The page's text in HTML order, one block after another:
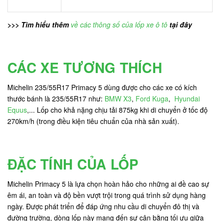
>>> Tìm hiểu thêm về các thông số của lốp xe ô tô tại đây
CÁC XE TƯƠNG THÍCH
Michelin 235/55R17 Primacy 5 dùng được cho các xe có kích
thước bánh là 235/55R17 như: BMW X3, Ford Kuga, Hyundai
Equus,... Lốp cho khả nặng chịu tải 875kg khi di chuyển ở tốc độ
270km/h (trong điều kiện tiêu chuẩn của nhà sản xuất).
ĐẶC TÍNH CỦA LỐP
Michelin Primacy 5 là lựa chọn hoàn hảo cho những ai đề cao sự
êm ái, an toàn và độ bền vượt trội trong quá trình sử dụng hàng
ngày. Được phát triển để đáp ứng nhu cầu di chuyển đô thị và
đường trường, dòng lốp này mang đến sự cân bằng tối ưu giữa